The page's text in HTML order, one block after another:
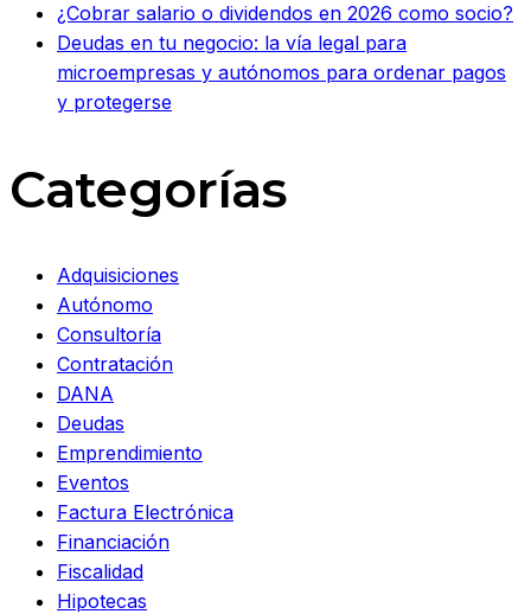
¿Cobrar salario o dividendos en 2026 como socio?
Deudas en tu negocio: la vía legal para
microempresas y autónomos para ordenar pagos
y protegerse
Categorías
Adquisiciones
Autónomo
Consultoría
Contratación
DANA
Deudas
Emprendimiento
Eventos
Factura Electrónica
Financiación
Fiscalidad
Hipotecas